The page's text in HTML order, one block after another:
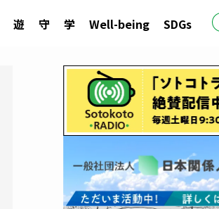
遊 守 学 Well-being SDGs